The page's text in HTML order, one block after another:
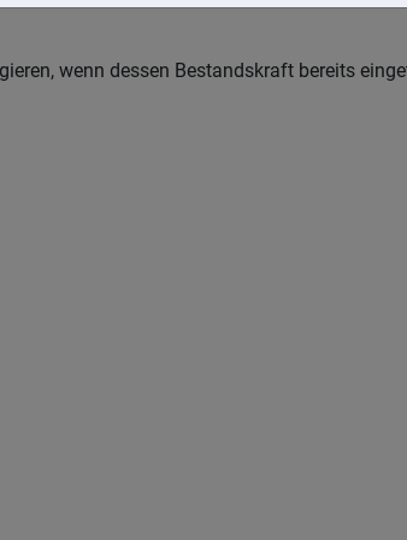
wenn dessen Bestandskraft bereits